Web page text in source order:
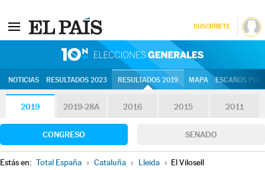
SUSCRÍBETE
NOTICIAS RESULTADOS 2023 RESULTADOS 2019 MAPA ESCAÑOS
2019 2019-28A 2016 2015 2011
CONGRESO SENADO
Estás en: Total España » Cataluña » Lleida » El Vilosell